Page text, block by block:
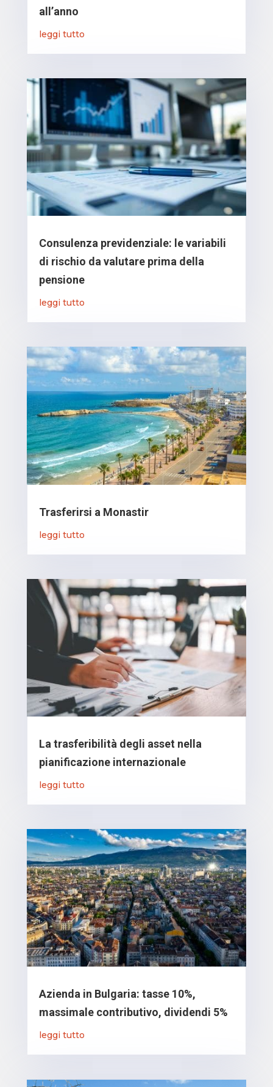
all’anno
leggi tutto
Consulenza previdenziale: le variabili
di rischio da valutare prima della
pensione
leggi tutto
Trasferirsi a Monastir
leggi tutto
La trasferibilità degli asset nella
pianificazione internazionale
leggi tutto
Azienda in Bulgaria: tasse 10%,
massimale contributivo, dividendi 5%
leggi tutto